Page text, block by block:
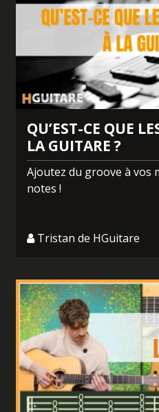
QU’EST-CE QUE
LA GUITARE ?
Ajoutez du groove à vos
notes !
Tristan de HGuitare